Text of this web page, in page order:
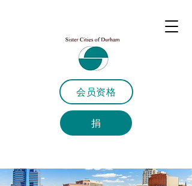
会员资格
捐